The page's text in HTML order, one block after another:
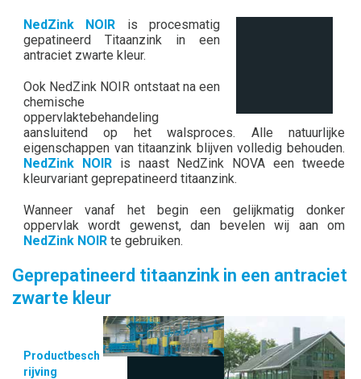
NedZink NOIR is procesmatig
gepatineerd Titaanzink in een
antraciet zwarte kleur.
Ook NedZink NOIR ontstaat na een
chemische
oppervlaktebehandeling
aansluitend op het walsproces. Alle natuurlijke
eigenschappen van titaanzink blijven volledig behouden.
NedZink NOIR is naast NedZink NOVA een tweede
kleurvariant geprepatineerd titaanzink.
Wanneer vanaf het begin een gelijkmatig donker
oppervlak wordt gewenst, dan bevelen wij aan om
NedZink NOIR te gebruiken.
Geprepatineerd titaanzink in een antraciet
zwarte kleur
Productbesch
rijving